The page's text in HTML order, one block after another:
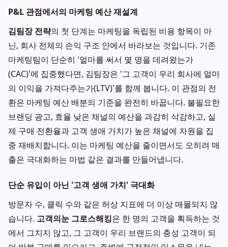
P&L 관점에서의 마케팅 예산 재설계
김팀장 전략의 첫 단계는 마케팅을 독립된 비용 항목이 아
닌, 회사 전체의 손익 구조 안에서 바라보는 것입니다. 기존
마케팅팀이 단순히 '얼마를 써서 몇 명을 데려왔는가
(CAC)'에 집중했다면, 김팀장은 '그 고객이 우리 회사에 얼마
의 이익을 가져다주는가(LTV)'를 함께 봅니다. 이 관점의 전
환은 마케팅 예산 배분의 기준을 완전히 바꿉니다. 불필요한
브랜딩 광고, 효율 낮은 채널의 예산을 과감히 삭감하고, 실
제 구매 전환율과 고객 생애 가치가 높은 채널에 자원을 집
중 재배치합니다. 이는 마케팅 예산을 줄이면서도 오히려 매
출은 극대화하는 마법 같은 결과를 만들어냅니다.
단순 유입이 아닌 '고객 생애 가치' 극대화
방문자 수, 클릭 수와 같은 허상 지표에 더 이상 매몰되지 않
습니다. 고객의눈 그로스해킹은 한 명의 고객을 획득하는 것
에서 그치지 않고, 그 고객이 우리 브랜드의 충성 고객이 되